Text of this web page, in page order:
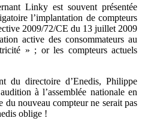
Linky est souvent présentée
l’implantation de compteurs
2009/72/CE du 13 juillet 2009
active des consommateurs au
» ; or les compteurs actuels
du directoire d’Enedis, Philippe
à l’assemblée nationale en
nouveau compteur ne serait pas
oblige !